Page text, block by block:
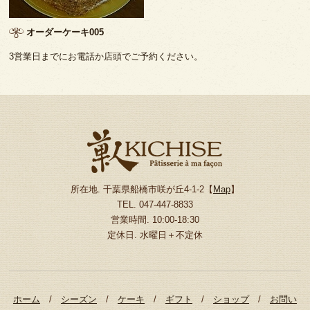
オーダーケーキ005
3営業日までにお電話か店頭でご予約ください。
所在地. 千葉県船橋市咲が丘4-1-2【 Map】
TEL. 047-447-8833
営業時間. 10:00-18:30
定休日. 水曜日＋不定休
ホーム / シーズン / ケーキ / ギフト / ショップ/ お問い